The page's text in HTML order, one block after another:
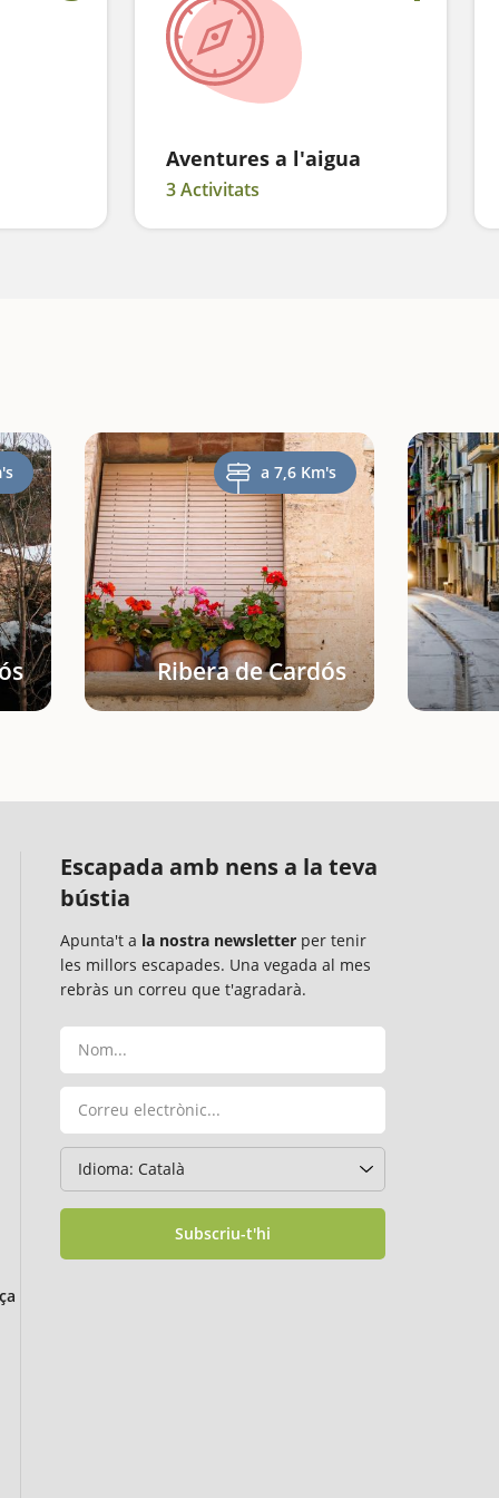
Aventures a l'aigua
3 Activitats
a 7,6 Km's
Ribera de Cardós
Escapada amb nens a la teva
bústia
Apunta't a la nostra newsletter per tenir
les millors escapades. Una vegada al mes
rebràs un correu que t'agradarà.
Subscriu-t'hi